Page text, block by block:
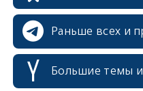
Раньше всех и
Большие темы